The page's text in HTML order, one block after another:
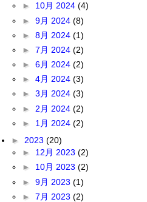
► 10月 2024 (4)
► 9月 2024 (8)
► 8月 2024 (1)
► 7月 2024 (2)
► 6月 2024 (2)
► 4月 2024 (3)
► 3月 2024 (3)
► 2月 2024 (2)
► 1月 2024 (2)
► 2023 (20)
► 12月 2023 (2)
► 10月 2023 (2)
► 9月 2023 (1)
► 7月 2023 (2)